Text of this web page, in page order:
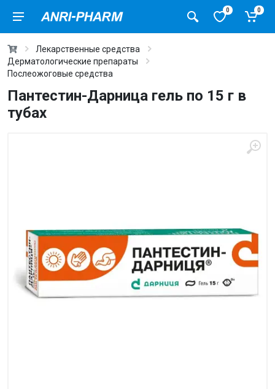
0 0
Лекарственные средства
Дерматологические препараты
Послеожоговые средства
Пантестин-Дарница гель по 15 г в
тубах